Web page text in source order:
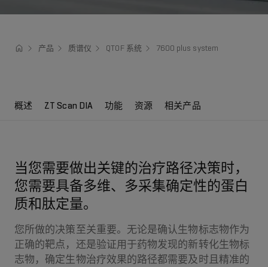
产品 质谱仪 QTOF 系统 7600 plus system
概述 ZT Scan DIA 功能 资源 相关产品
当您需要做出关键的治疗路径决策时，
您需要具备多维、多采集确定性的蛋白
质和肽定量。
您所做的决策至关重要。无论是确认生物标志物作为
正确的靶点，还是验证用于药物发现的新转化生物标
志物，确定生物治疗效果的路径都需要及时且精准的